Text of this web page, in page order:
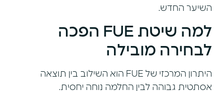
השיער החדש.
למה שיטת FUE הפכה
לבחירה מובילה
היתרון המרכזי של FUE הוא השילוב בין תוצאה
אסתטית גבוהה לבין החלמה נוחה יחסית.